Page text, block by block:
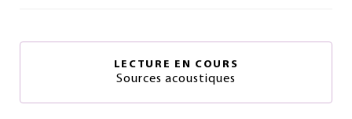
LECTURE EN COURS
Sources acoustiques